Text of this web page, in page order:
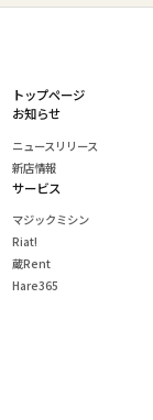
トップページ
お知らせ
ニュースリリース
新店情報
サービス
マジックミシン
Riat!
蔵Rent
Hare365